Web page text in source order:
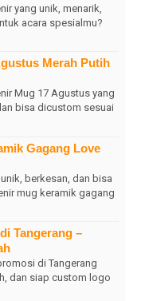
yang unik, menarik,
acara spesialmu?
Merah Putih
Mug 17 Agustus yang
bisa dicustom sesuai
Gagang Love
berkesan, dan bisa
mug keramik gagang
Tangerang –
di Tangerang
dan siap custom logo